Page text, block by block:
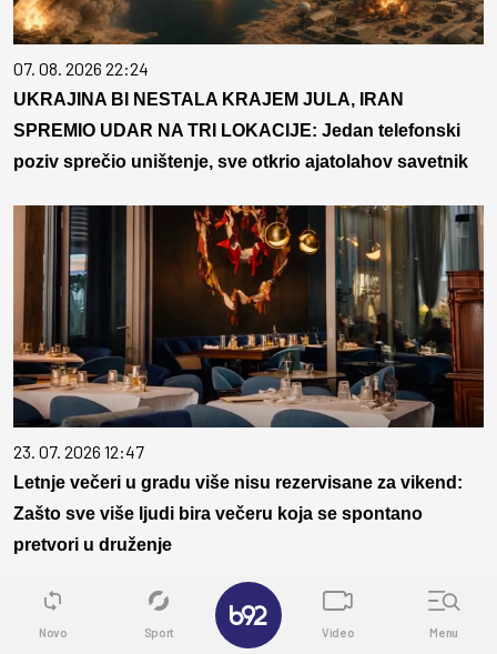
07. 08. 2026 22:24
UKRAJINA BI NESTALA KRAJEM JULA, IRAN
SPREMIO UDAR NA TRI LOKACIJE: Jedan telefonski
poziv sprečio uništenje, sve otkrio ajatolahov savetnik
23. 07. 2026 12:47
Letnje večeri u gradu više nisu rezervisane za vikend:
Zašto sve više ljudi bira večeru koja se spontano
pretvori u druženje
Novo Sport Video Menu
✕